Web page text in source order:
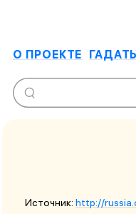
О ПРОЕКТЕ ГАДАТЬ
Источник: http://